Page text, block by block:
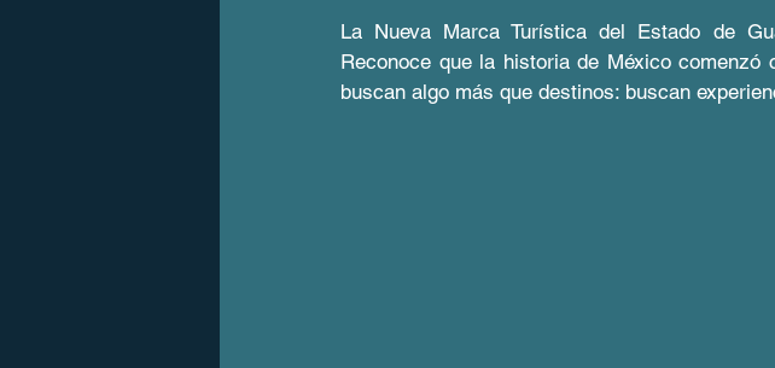
La Nueva Marca Turística del Estado de
Reconoce que la historia de México
buscan algo más que destinos: buscan